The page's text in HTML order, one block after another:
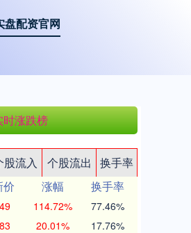
盘配资官网
时涨跌榜
股流入 个股流出
换手率
价 涨幅
换手率
114.72% 77.46%
20.01% 17.76%